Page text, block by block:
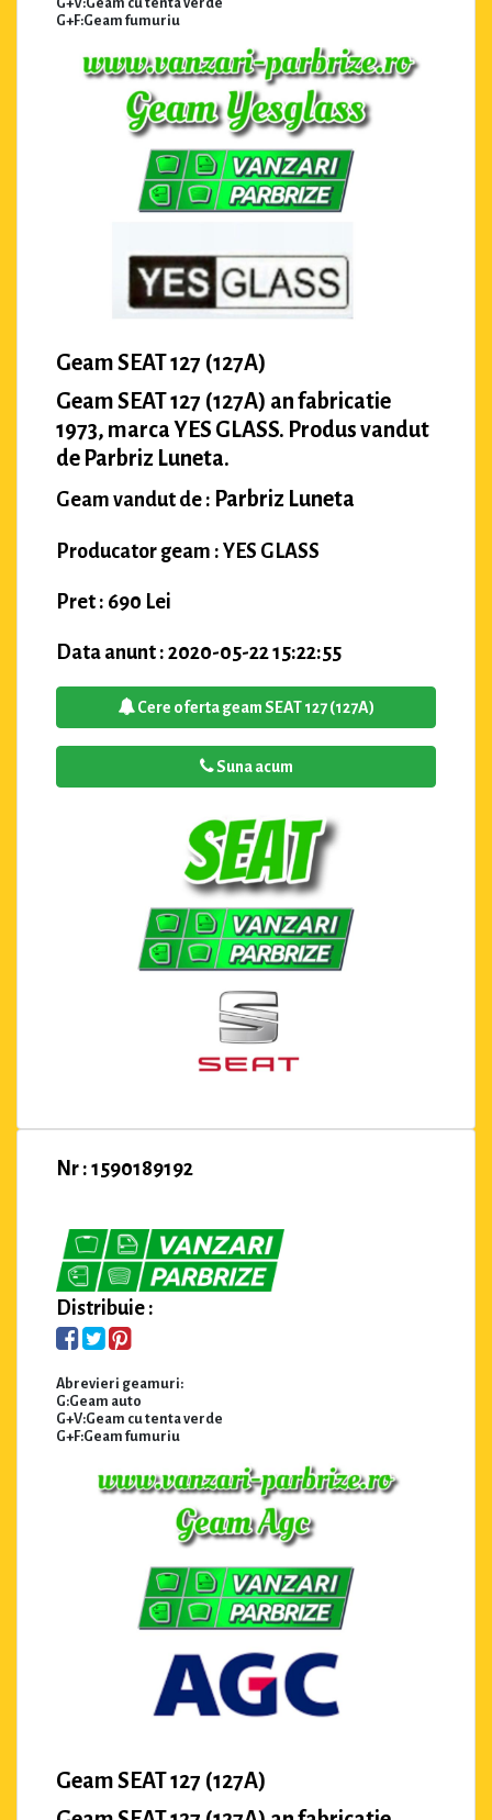
G+F:Geam fumuriu
Geam SEAT 127 (127A)
Geam SEAT 127 (127A) an fabricatie
1973, marca YES GLASS. Produs vandut
de Parbriz Luneta.
Geam vandut de : Parbriz Luneta
Producator geam : YES GLASS
Pret : 690 Lei
Data anunt : 2020-05-22 15:22:55
Cere oferta geam SEAT 127 (127A)
Suna acum
Nr : 1590189192
Distribuie :
Abrevieri geamuri:
G:Geam auto
G+V:Geam cu tenta verde
G+F:Geam fumuriu
Geam SEAT 127 (127A)